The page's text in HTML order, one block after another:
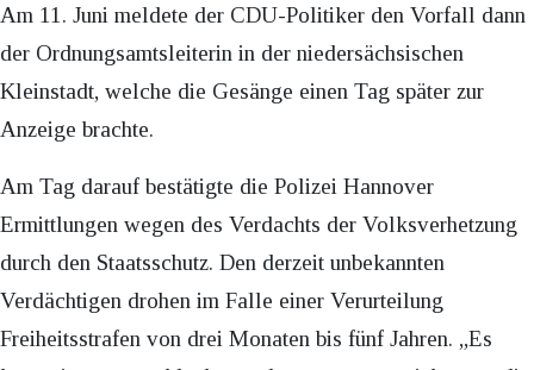
Am 11. Juni meldete der CDU-Politiker den Vorfall dann
der Ordnungsamtsleiterin in der niedersächsischen
Kleinstadt, welche die Gesänge einen Tag später zur
Anzeige brachte.
Am Tag darauf bestätigte die Polizei Hannover
Ermittlungen wegen des Verdachts der Volksverhetzung
durch den Staatsschutz. Den derzeit unbekannten
Verdächtigen drohen im Falle einer Verurteilung
Freiheitsstrafen von drei Monaten bis fünf Jahren. „Es